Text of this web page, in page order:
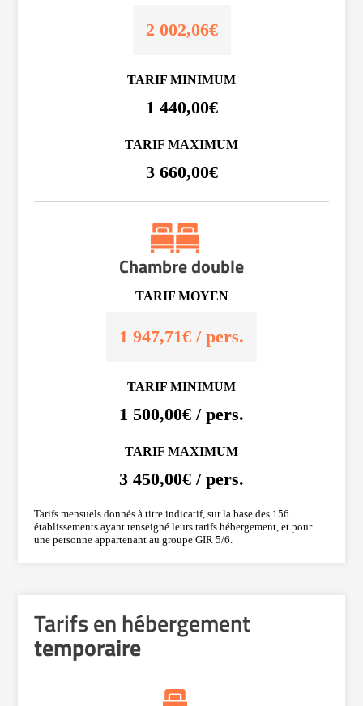
2 002,06€
TARIF MINIMUM
1 440,00€
TARIF MAXIMUM
3 660,00€
Chambre double
TARIF MOYEN
1 947,71€ / pers.
TARIF MINIMUM
1 500,00€ / pers.
TARIF MAXIMUM
3 450,00€ / pers.
Tarifs mensuels donnés à titre indicatif, sur la base des 156
établissements ayant renseigné leurs tarifs hébergement, et pour
une personne appartenant au groupe GIR 5/6.
Tarifs en hébergement
temporaire